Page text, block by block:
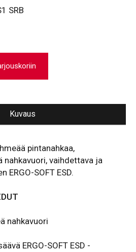
SRB
Kuvaus
pintanahkaa,
nahkavuori, vaihdettava ja
ERGO-SOFT ESD.
nahkavuori
ERGO-SOFT ESD -